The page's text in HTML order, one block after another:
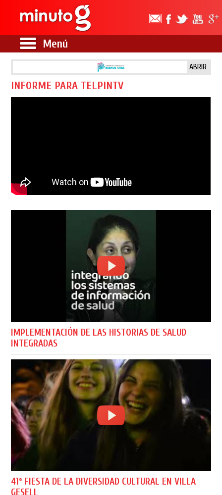
Menú
ABRIR
INFORME PARA TELPINTV
IMPLEMENTACIÓN DE LAS HISTORIAS DE SALUD
INTEGRADAS
41ª FIESTA DE LA DIVERSIDAD CULTURAL EN VILLA
GESELL